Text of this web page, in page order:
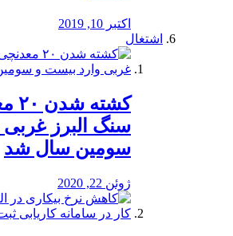
اکتبر 10, 2019
اشتغال
سنگ البرز
سومین سال شد
ژوئن 22, 2020